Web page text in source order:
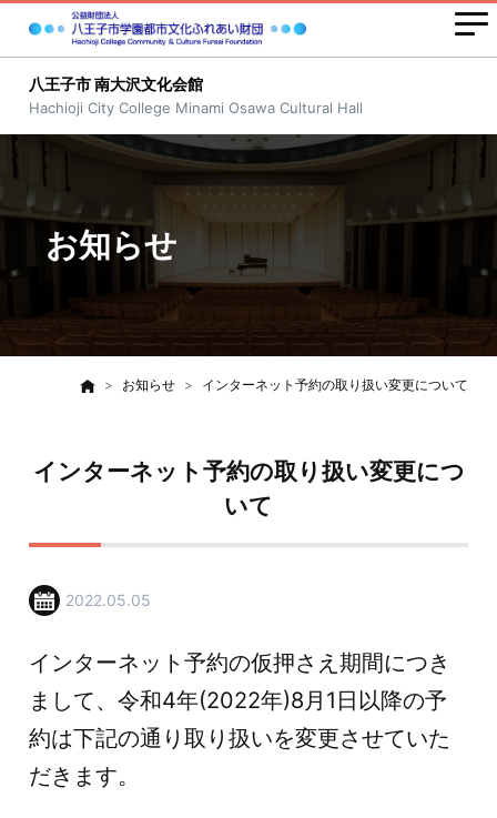
八王子市 南大沢文化会館
Hachioji City College Minami Osawa Cultural Hall
お知らせ
お知らせ インターネット予約の取り扱い変更について
インターネット予約の取り扱い変更につ
いて
2022.05.05
インターネット予約の仮押さえ期間につき
まして、令和4年(2022年)8月1日以降の予
約は下記の通り取り扱いを変更させていた
だきます。